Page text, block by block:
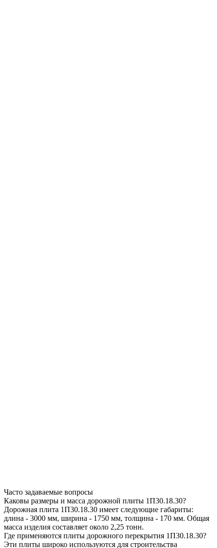
Часто задаваемые вопросы
Каковы размеры и масса дорожной плиты 1П30.18.30?
Дорожная плита 1П30.18.30 имеет следующие габариты:
длина - 3000 мм, ширина - 1750 мм, толщина - 170 мм. Общая
масса изделия составляет около 2,25 тонн.
Где применяются плиты дорожного перекрытия 1П30.18.30?
Эти плиты широко используются для строительства